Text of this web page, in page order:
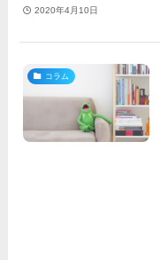
2020年4月10日
コラム